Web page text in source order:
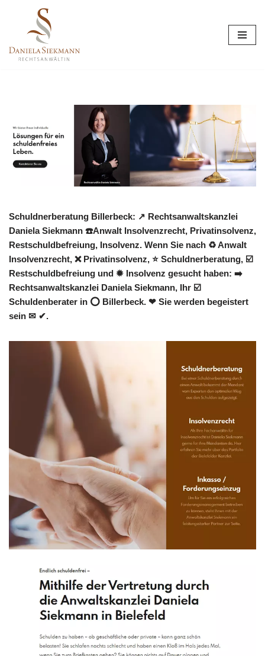
Inhalt
springen
Schuldnerberatung Billerbeck: ↗️ Rechtsanwaltskanzlei
Daniela Siekmann ☎️Anwalt Insolvenzrecht, Privatinsolvenz,
Restschuldbefreiung, Insolvenz. Wenn Sie nach ♻ Anwalt
Insolvenzrecht, ❌ Privatinsolvenz, ⭐ Schuldnerberatung, ☑️
Restschuldbefreiung und ✹ Insolvenz gesucht haben: ➡️
Rechtsanwaltskanzlei Daniela Siekmann, Ihr ☑️
Schuldenberater in ⭕ Billerbeck. ❤ Sie werden begeistert
sein ✉ ✔.